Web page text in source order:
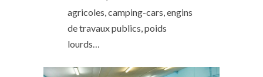
agricoles, camping-cars, engins
de travaux publics, poids
lourds…